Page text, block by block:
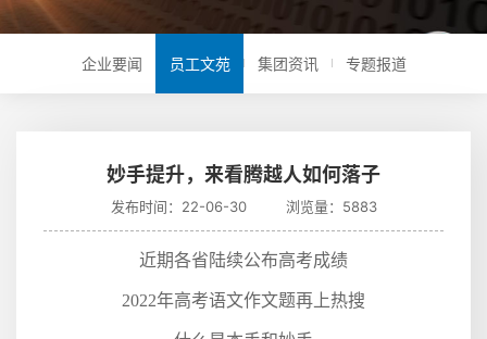
企业要闻 员工文苑 集团资讯 专题报道
妙手提升，来看腾越人如何落子
发布时间：22-06-30 浏览量：5883
近期各省陆续公布高考成绩
2022年高考语文作文题再上热搜